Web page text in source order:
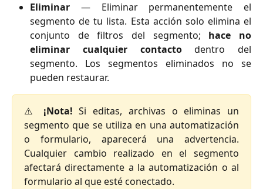
Eliminar — Eliminar permanentemente el
segmento de tu lista. Esta acción solo elimina el
conjunto de filtros del segmento; hace
no
eliminar cualquier contactodentro del
segmento. Los segmentos eliminados no se
pueden restaurar.
⚠️ ¡Nota! Si editas, archivas o eliminas un
segmento que se utiliza en una automatización
o formulario, aparecerá una advertencia.
Cualquier cambio realizado en el segmento
afectará directamente a la automatización o al
formulario al que esté conectado.